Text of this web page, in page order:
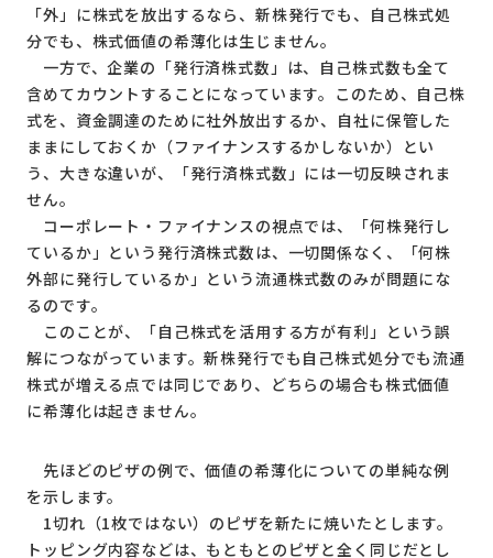
「外」に株式を放出するなら、新株発行でも、自己株式処
分でも、株式価値の希薄化は生じません。
一方で、企業の「発行済株式数」は、自己株式数も全て
含めてカウントすることになっています。このため、自己株
式を、資金調達のために社外放出するか、自社に保管した
ままにしておくか（ファイナンスするかしないか）とい
う、大きな違いが、「発行済株式数」には一切反映されま
せん。
コーポレート・ファイナンスの視点では、「何株発行し
ているか」という発行済株式数は、一切関係なく、「何株
外部に発行しているか」という流通株式数のみが問題にな
るのです。
このことが、「自己株式を活用する方が有利」という誤
解につながっています。新株発行でも自己株式処分でも流通
株式が増える点では同じであり、どちらの場合も株式価値
に希薄化は起きません。
先ほどのピザの例で、価値の希薄化についての単純な例
を示します。
1切れ（1枚ではない）のピザを新たに焼いたとします。
トッピング内容などは、もともとのピザと全く同じだとし